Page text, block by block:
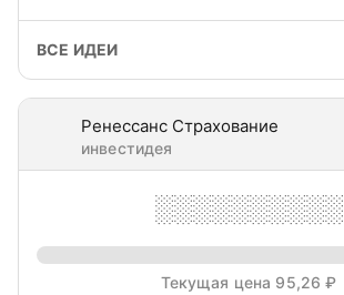
ВСЕ ИДЕИ
Ренессанс Страхование
инвестидея
░░░░░░░░░░
Текущая цена 95,26 ₽